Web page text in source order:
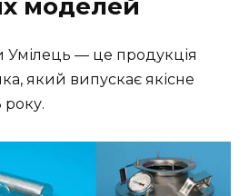
моделей
Умілець — це продукція
який випускає якісне
року.